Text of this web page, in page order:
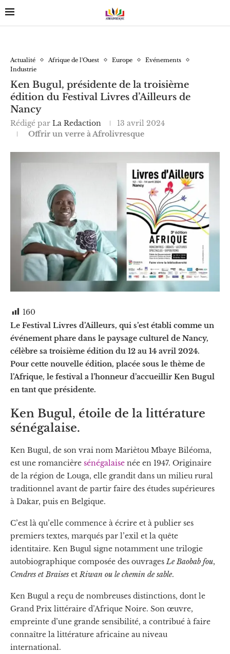
Actualité Afrique de l'Ouest Europe
Événements
Industrie
Ken Bugul, présidente de la troisième
édition du Festival Livres d’Ailleurs de
Nancy
Rédigé par La Redaction
13 avril 2024
Offrir un verre à Afrolivresque
160
Le Festival Livres d’Ailleurs, qui s’est établi comme un
événement phare dans le paysage culturel de Nancy,
célèbre sa troisième édition du 12 au 14 avril 2024.
Pour cette nouvelle édition, placée sous le thème de
l’Afrique, le festival a l’honneur d’accueillir Ken Bugul
en tant que présidente.
Ken Bugul, étoile de la littérature
sénégalaise.
Ken Bugul, de son vrai nom Mariètou Mbaye Biléoma,
est une romancière sénégalaise née en 1947. Originaire
de la région de Louga, elle grandit dans un milieu rural
traditionnel avant de partir faire des études supérieures
à Dakar, puis en Belgique.
C’est là qu’elle commence à écrire et à publier ses
premiers textes, marqués par l’exil et la quête
identitaire. Ken Bugul signe notamment une trilogie
autobiographique composée des ouvragesLe Baobab fou,
Cendres et Braises etRiwan ou le chemin de sable.
Ken Bugul a reçu de nombreuses distinctions, dont le
Grand Prix littéraire d’Afrique Noire. Son œuvre,
empreinte d’une grande sensibilité, a contribué à faire
connaître la littérature africaine au niveau
international.